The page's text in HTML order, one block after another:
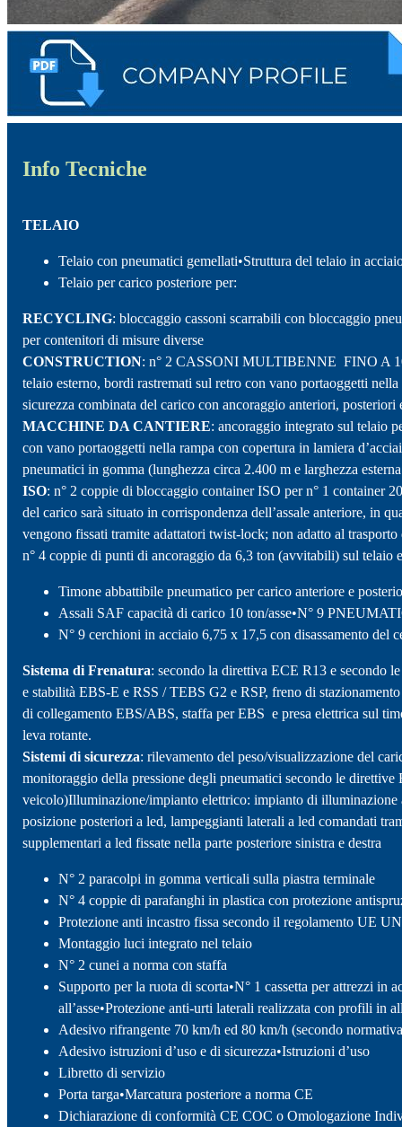
Info Tecniche
TELAIO
Telaio con pneumatici gemellati•Struttura del telaio in
Telaio per carico posteriore per:
RECYCLING: bloccaggio cassoni scarrabili con bloccaggio
per contenitori di misure diverse
CONSTRUCTION: n° 2 CASSONI MULTIBENNE FINO A 10
telaio esterno, bordi rastremati sul retro con vano portaoggetti
sicurezza combinata del carico con ancoraggio anteriori, posteriori
MACCHINE DA CANTIERE: ancoraggio integrato sul telaio
con vano portaoggetti nella rampa con copertura in lamiera
pneumatici in gomma (lunghezza circa 2.400 m e larghezza
ISO: n° 2 coppie di bloccaggio container ISO per n° 1 container
del carico sarà situato in corrispondenza dell’assale anteriore, in
vengono fissati tramite adattatori twist-lock; non adatto al
n° 4 coppie di punti di ancoraggio da 6,3 ton (avvitabili) sul telaio
Timone abbattibile pneumatico per carico anteriore e
Assali SAF capacità di carico 10 ton/asse•N° 9
N° 9 cerchioni in acciaio 6,75 x 17,5 con disassamento del
Sistema di Frenatura: secondo la direttiva ECE R13 e secondo
e stabilità EBS-E e RSS / TEBS G2 e RSP, freno di
di collegamento EBS/ABS, staffa per EBS e presa elettrica sul
leva rotante.
Sistemi di sicurezza: rilevamento del peso/visualizzazione del
monitoraggio della pressione degli pneumatici secondo le
veicolo)Illuminazione/impianto elettrico: impianto di
posizione posteriori a led, lampeggianti laterali a led comandati
supplementari a led fissate nella parte posteriore sinistra e destra
N° 2 paracolpi in gomma verticali sulla piastra terminale
N° 4 coppie di parafanghi in plastica con protezione
Protezione anti incastro fissa secondo il regolamento UE
Montaggio luci integrato nel telaio
N° 2 cunei a norma con staffa
Supporto per la ruota di scorta•N° 1 cassetta per attrezzi
all’asse•Protezione anti-urti laterali realizzata con profili in
Adesivo rifrangente 70 km/h ed 80 km/h (secondo
Adesivo istruzioni d’uso e di sicurezza•Istruzioni d’uso
Libretto di servizio
Porta targa•Marcatura posteriore a norma CE
Dichiarazione di conformità CE COC o Omologazione